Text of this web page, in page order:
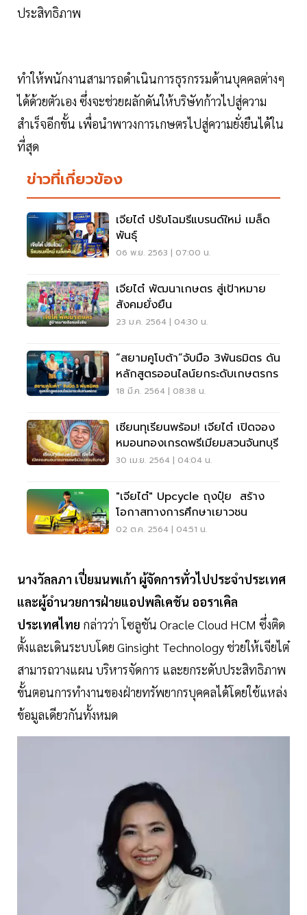
ประสิทธิภาพ
ทำให้พนักงานสามารถดำเนินการธุรกรรมด้านบุคคลต่างๆ
ได้ด้วยตัวเอง ซึ่งจะช่วยผลักดันให้บริษัทก้าวไปสู่ความ
สำเร็จอีกขั้น เพื่อนำพาวงการเกษตรไปสู่ความยั่งยืนได้ใน
ที่สุด
ข่าวที่เกี่ยวข้อง
เจียไต๋ ปรับโฉมรีแบรนด์ใหม่ เมล็ด
พันธุ์
06 พ.ย. 2563 | 07:00 น.
เจียไต๋ พัฒนาเกษตร สู่เป้าหมาย
สังคมยั่งยืน
23 ม.ค. 2564 | 04:30 น.
“สยามคูโบต้า”จับมือ 3พันธมิตร ดัน
หลักสูตรออนไลน์ยกระดับเกษตรกร
18 มี.ค. 2564 | 08:38 น.
เซียนทุเรียนพร้อม! เจียไต๋ เปิดจอง
หมอนทองเกรดพรีเมียมสวนจันทบุรี
30 เม.ย. 2564 | 04:04 น.
"เจียไต๋" Upcycle ถุงปุ๋ย สร้าง
โอกาสทางการศึกษาเยาวชน
02 ต.ค. 2564 | 04:51 น.
นางวัลลภา เปี่ยมนพเก้า ผู้จัดการทั่วไปประจำประเทศ
และผู้อำนวยการฝ่ายแอปพลิเคชัน ออราเคิล
ประเทศไทย กล่าวว่า โซลูชัน Oracle Cloud HCM ซึ่งติด
ตั้งและเดินระบบโดย Ginsight Technology ช่วยให้เจียไต๋
สามารถวางแผน บริหารจัดการ และยกระดับประสิทธิภาพ
ขั้นตอนการทำงานของฝ่ายทรัพยากรบุคคลได้โดยใช้แหล่ง
ข้อมูลเดียวกันทั้งหมด